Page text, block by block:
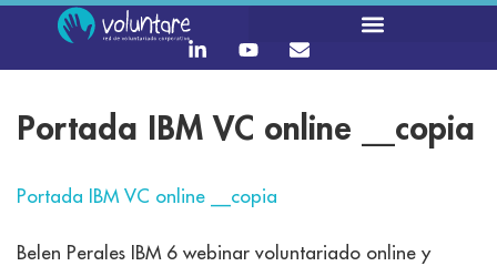
Portada IBM VC online __copia
Portada IBM VC online __copia
Belen Perales IBM 6 webinar voluntariado online y